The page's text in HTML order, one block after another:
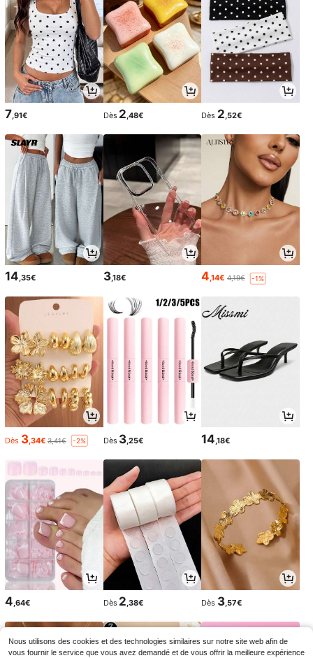
7,91€ Dès 2,48€ Dès 2,52€
14,35€ 3,18€ 4,14€ 4,19€ -1%
Dès 3,34€ 3,41€ -2% Dès 3 ,25€ 14 ,18€
4 ,64€ Dès 2 ,38€ Dès 3,57€
Nous utilisons des cookies et des technologies similaires sur notre site web afin de
vous fournir le service que vous avez demandé et de vous offrir la meilleure expérience